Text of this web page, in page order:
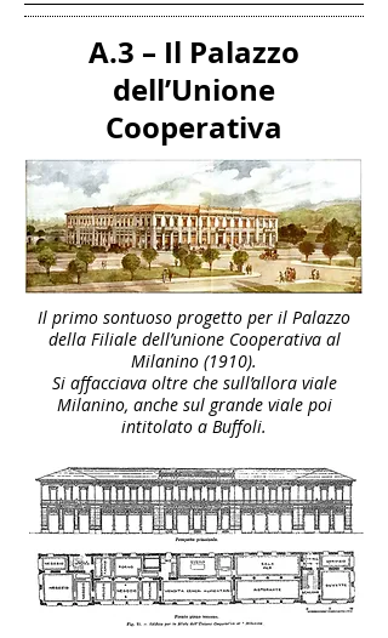
A.3 – Il Palazzo
dell’Unione
Cooperativa
Il primo sontuoso progetto per il Palazzo
della Filiale dell’unione Cooperativa al
Milanino (1910).
Si affacciava oltre che sull’allora viale
Milanino, anche sul grande viale poi
intitolato a Buffoli.